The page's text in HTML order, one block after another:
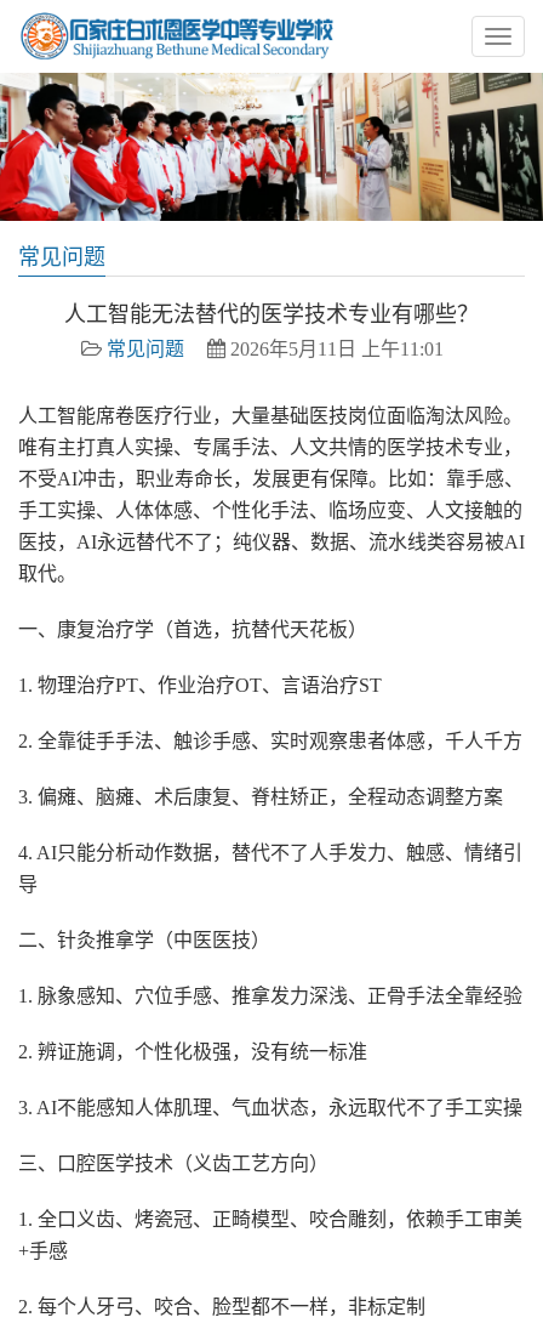
常见问题
人工智能无法替代的医学技术专业有哪些？
常见问题 2026年5月11日 上午11:01
人工智能席卷医疗行业，大量基础医技岗位面临淘汰风险。
唯有主打真人实操、专属手法、人文共情的医学技术专业，
不受AI冲击，职业寿命长，发展更有保障。比如：靠手感、
手工实操、人体体感、个性化手法、临场应变、人文接触的
医技，AI永远替代不了；纯仪器、数据、流水线类容易被AI
取代。
一、康复治疗学（首选，抗替代天花板）
1. 物理治疗PT、作业治疗OT、言语治疗ST
2. 全靠徒手手法、触诊手感、实时观察患者体感，千人千方
3. 偏瘫、脑瘫、术后康复、脊柱矫正，全程动态调整方案
4. AI只能分析动作数据，替代不了人手发力、触感、情绪引
导
二、针灸推拿学（中医医技）
1. 脉象感知、穴位手感、推拿发力深浅、正骨手法全靠经验
2. 辨证施调，个性化极强，没有统一标准
3. AI不能感知人体肌理、气血状态，永远取代不了手工实操
三、口腔医学技术（义齿工艺方向）
1. 全口义齿、烤瓷冠、正畸模型、咬合雕刻，依赖手工审美
+手感
2. 每个人牙弓、咬合、脸型都不一样，非标定制